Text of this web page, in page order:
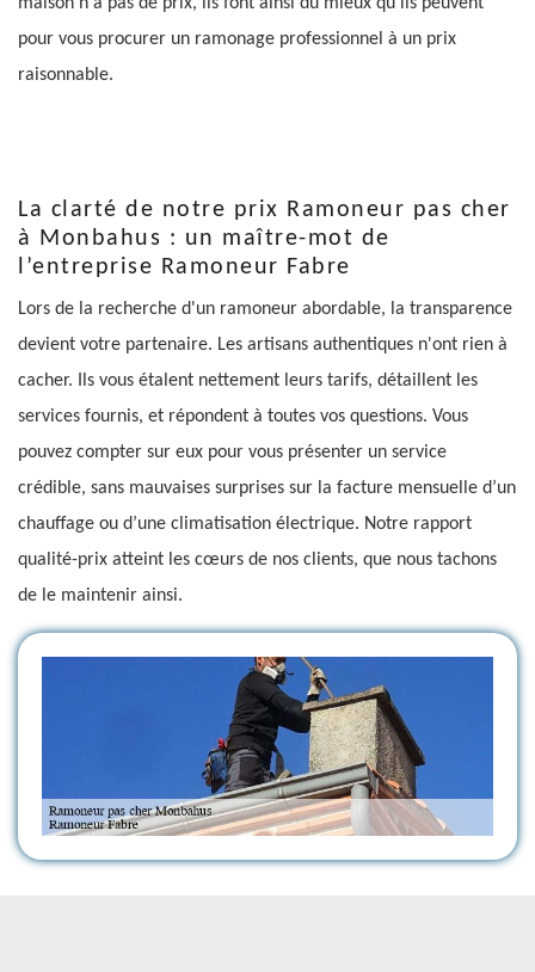
pour vous procurer un ramonage professionnel à un prix
raisonnable.
La clarté de notre prix Ramoneur pas cher
à Monbahus : un maître-mot de
l’entreprise Ramoneur Fabre
Lors de la recherche d'un ramoneur abordable, la transparence
devient votre partenaire. Les artisans authentiques n'ont rien à
cacher. Ils vous étalent nettement leurs tarifs, détaillent les
services fournis, et répondent à toutes vos questions. Vous
pouvez compter sur eux pour vous présenter un service
crédible, sans mauvaises surprises sur la facture mensuelle d’un
chauffage ou d’une climatisation électrique. Notre rapport
qualité-prix atteint les cœurs de nos clients, que nous tachons
de le maintenir ainsi.